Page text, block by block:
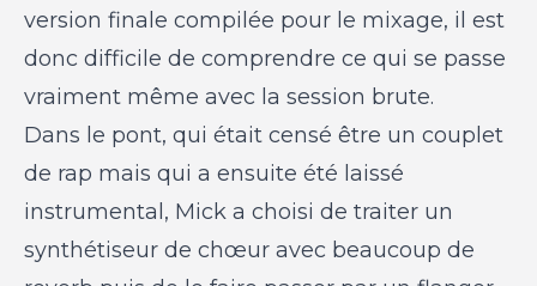
version finale compilée pour le mixage, il est
donc difficile de comprendre ce qui se passe
vraiment même avec la session brute.
Dans le pont, qui était censé être un couplet
de rap mais qui a ensuite été laissé
instrumental, Mick a choisi de traiter un
synthétiseur de chœur avec beaucoup de